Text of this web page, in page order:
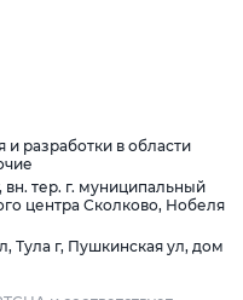
разработки в области
вн. тер. г. муниципальный
центра Сколково, Нобеля
Тула г, Пушкинская ул, дом